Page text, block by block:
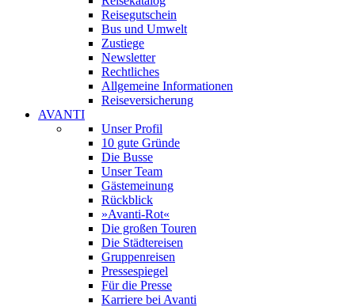
Reisegutschein
Bus und Umwelt
Zustiege
Newsletter
Rechtliches
Allgemeine Informationen
Reiseversicherung
AVANTI
Unser Profil
10 gute Gründe
Die Busse
Unser Team
Gästemeinung
Rückblick
»Avanti-Rot«
Die großen Touren
Die Städtereisen
Gruppenreisen
Pressespiegel
Für die Presse
Karriere bei Avanti